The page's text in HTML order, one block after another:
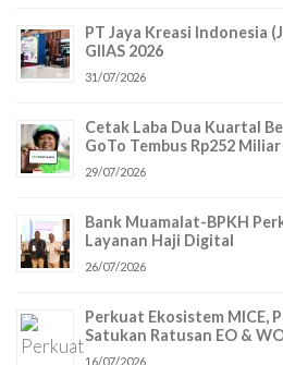
PT Jaya Kreasi Indonesia
GIIAS 2026
31/07/2026
Cetak Laba Dua Kuartal
GoTo Tembus Rp252
29/07/2026
Bank Muamalat-BPKH
Layanan Haji Digital
26/07/2026
Perkuat Ekosistem MICE,
Satukan Ratusan EO &
16/07/2026